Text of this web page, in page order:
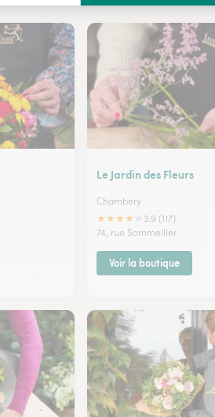
Le Jardin des Fleurs
Chambery
★★★★
3.9 (117)
74, rue Sommeiller
Voir la boutique